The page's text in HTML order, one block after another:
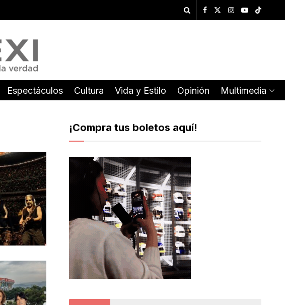
Espectáculos Cultura Vida y Estilo Opinión Multimedia
¡Compra tus boletos aquí!